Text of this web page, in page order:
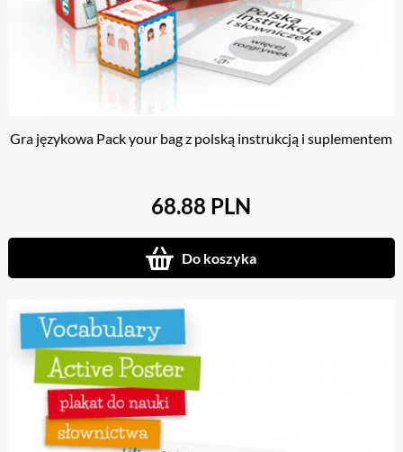
Gra językowa Pack your bag z polską instrukcją i suplementem
68.88 PLN
Do koszyka